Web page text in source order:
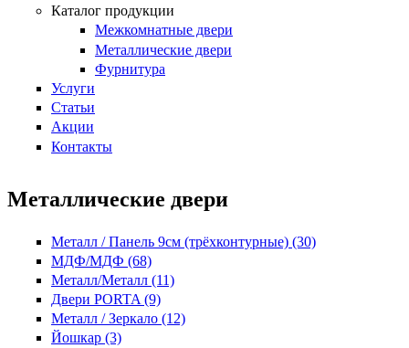
Каталог продукции
Межкомнатные двери
Металлические двери
Фурнитура
Услуги
Статьи
Акции
Контакты
Металлические двери
Металл / Панель 9см (трёхконтурные) (30)
МДФ/МДФ (68)
Металл/Металл (11)
Двери PORTA (9)
Металл / Зеркало (12)
Йошкар (3)